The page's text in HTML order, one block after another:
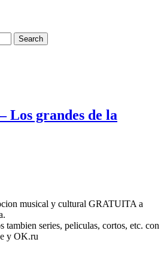
Los grandes de la
musical y cultural GRATUITA a
tambien series, peliculas, cortos, etc. con
y OK.ru